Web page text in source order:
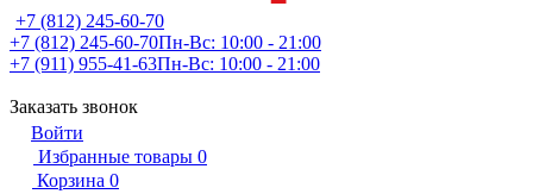
+7 (812) 245-60-70
+7 (812) 245-60-70Пн-Вс: 10:00 - 21:00
+7 (911) 955-41-63Пн-Вс: 10:00 - 21:00
Заказать звонок
Войти
Избранные товары 0
Корзина 0